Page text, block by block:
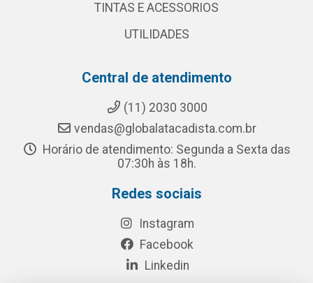
TINTAS E ACESSORIOS
UTILIDADES
Central de atendimento
(11) 2030 3000
vendas@globalatacadista.com.br
Horário de atendimento: Segunda a Sexta das
07:30h às 18h.
Redes sociais
Instagram
Facebook
Linkedin